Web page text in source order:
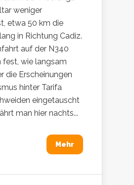
weniger
etwa 50 km die
in Richtung Cadiz.
auf der N340
wie langsam
die Erscheinungen
hinter Tarifa
eingetauscht
man hier nachts...
Mehr